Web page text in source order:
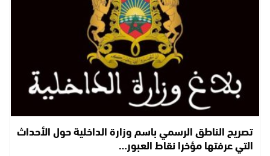
تصريح الناطق الرسمي باسم وزارة الداخلية حول الأحداث
التي عرفتها مؤخرا نقاط العبور…